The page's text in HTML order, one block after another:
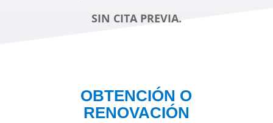
SIN CITA PREVIA.
OBTENCIÓN O
RENOVACIÓN